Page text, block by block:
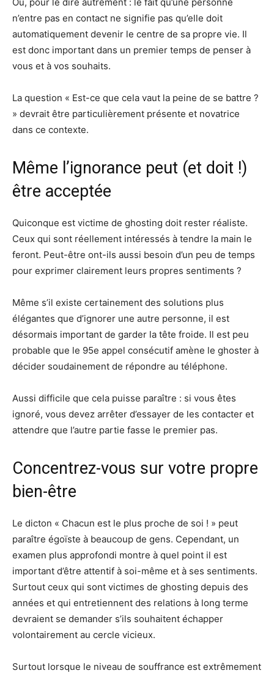
n’entre pas en contact ne signifie pas qu’elle doit
automatiquement devenir le centre de sa propre vie. Il
est donc important dans un premier temps de penser à
vous et à vos souhaits.
La question « Est-ce que cela vaut la peine de se battre ?
» devrait être particulièrement présente et novatrice
dans ce contexte.
Même l’ignorance peut (et doit !)
être acceptée
Quiconque est victime de ghosting doit rester réaliste.
Ceux qui sont réellement intéressés à tendre la main le
feront. Peut-être ont-ils aussi besoin d’un peu de temps
pour exprimer clairement leurs propres sentiments ?
Même s’il existe certainement des solutions plus
élégantes que d’ignorer une autre personne, il est
désormais important de garder la tête froide. Il est peu
probable que le 95e appel consécutif amène le ghoster à
décider soudainement de répondre au téléphone.
Aussi difficile que cela puisse paraître : si vous êtes
ignoré, vous devez arrêter d’essayer de les contacter et
attendre que l’autre partie fasse le premier pas.
Concentrez-vous sur votre propre
bien-être
Le dicton « Chacun est le plus proche de soi ! » peut
paraître égoïste à beaucoup de gens. Cependant, un
examen plus approfondi montre à quel point il est
important d’être attentif à soi-même et à ses sentiments.
Surtout ceux qui sont victimes de ghosting depuis des
années et qui entretiennent des relations à long terme
devraient se demander s’ils souhaitent échapper
volontairement au cercle vicieux.
Surtout lorsque le niveau de souffrance est extrêmement